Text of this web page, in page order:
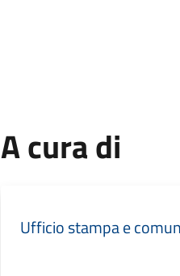
A cura di
Ufficio stampa e